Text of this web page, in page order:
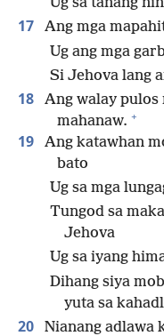
17
Ang mga
Ug ang mga
Si Jehova lang
18
Ang walay pulos
mahanaw. +
19
Ang katawhan
bato
Ug sa mga
Tungod sa
Jehova
Ug sa iyang
Dihang siya
yuta sa
20
Nianang adlawa